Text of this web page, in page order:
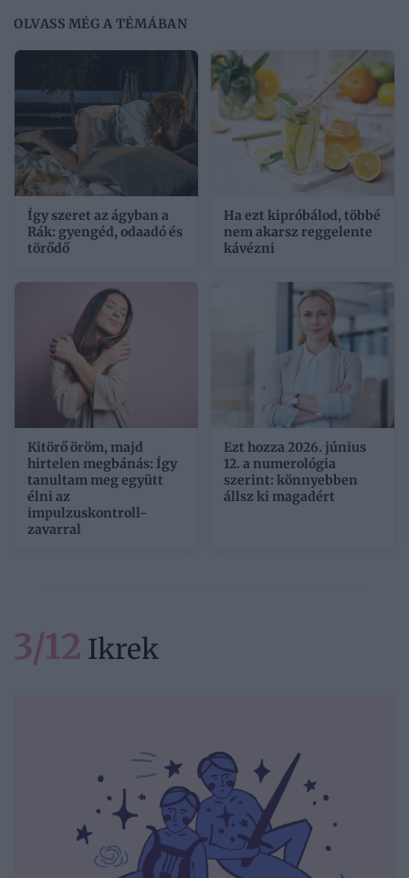
OLVASS MÉG A TÉMÁBAN
Így szeret az ágyban a
Rák: gyengéd, odaadó és
törődő
Ha ezt kipróbálod, többé
nem akarsz reggelente
kávézni
Kitörő öröm, majd
hirtelen megbánás: Így
tanultam meg együtt
élni az
impulzuskontroll-
zavarral
Ezt hozza 2026. június
12. a numerológia
szerint: könnyebben
állsz ki magadért
3/12 Ikrek